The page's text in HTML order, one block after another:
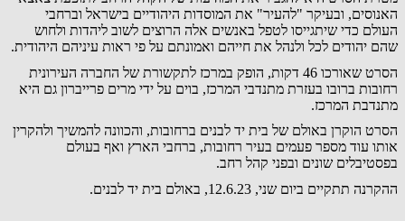
האנוסים, ובעיקר "להעיר" את המוסדות היהודיים בישראל וברחבי
העולם כדי שיתגייסו לטפל באנשים אלה הרוצים לשוב ליהדות ולחוש
שהם יהודים לכל ולנהל את חייהם ואמונתם על פי ראות עיניהם היהודית.
הסרט שאורכו 46 דקות, הופק במרכז לתקשורת של החברה העירונית
רחובות ברובו בעזרת מתנדבי המרכז, בוים על ידי מרים פרייברון גם היא
מתנדבת המרכז.
הסרט הוקרן באולם של בית יד לבנים ברחובות, והכוונה להמשיך ולהקרין
אותו עוד מספר פעמים בעיר רחובות, ברחבי הארץ ואף בעולם
בפסטיבלים שונים ובפני קהל רחב.
ההקרנה תתקיים ביום שני, 12.6.23, באולם בית יד לבנים.